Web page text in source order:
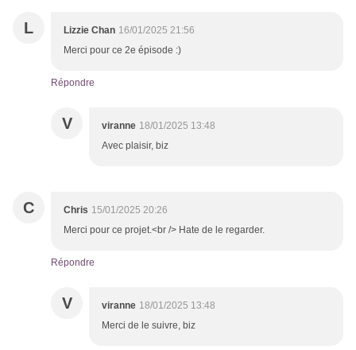
L Lizzie Chan 16/01/2025 21:56
Merci pour ce 2e épisode :)
Répondre
V viranne 18/01/2025 13:48
Avec plaisir, biz
C Chris 15/01/2025 20:26
Merci pour ce projet.<br /> Hate de le regarder.
Répondre
V viranne 18/01/2025 13:48
Merci de le suivre, biz